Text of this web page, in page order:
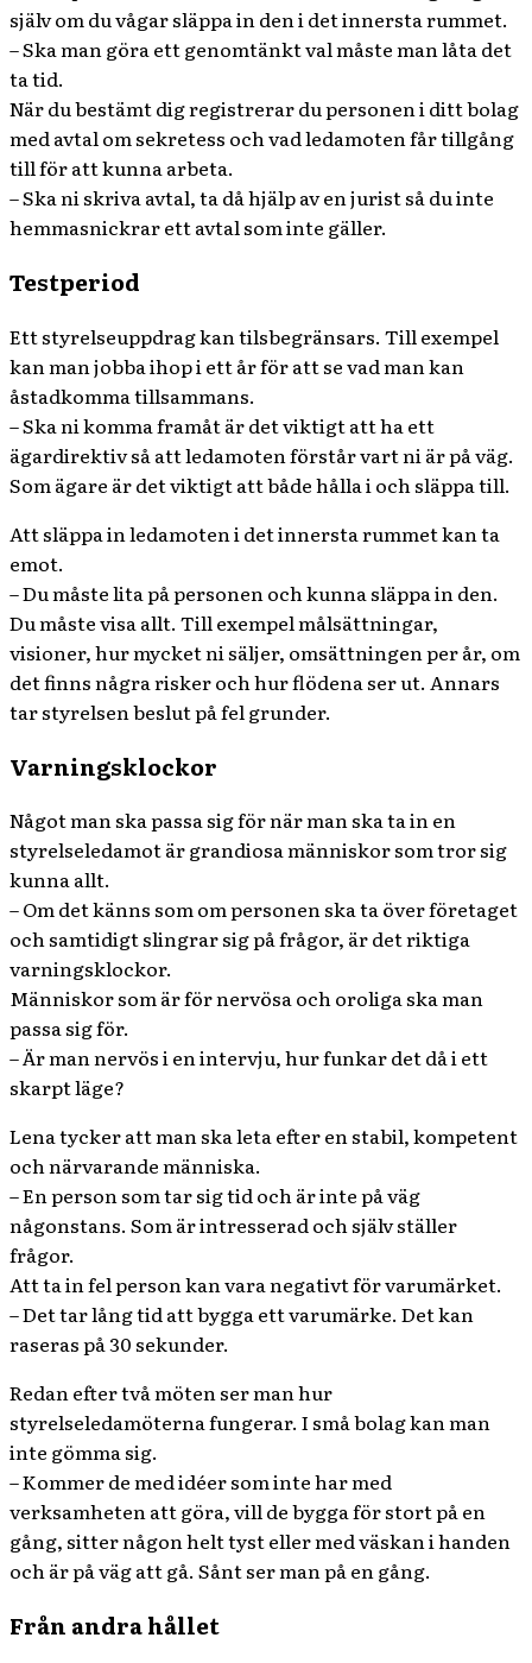
själv om du vågar släppa in den i det innersta rummet.
– Ska man göra ett genomtänkt val måste man låta det
ta tid.
När du bestämt dig registrerar du personen i ditt bolag
med avtal om sekretess och vad ledamoten får tillgång
till för att kunna arbeta.
– Ska ni skriva avtal, ta då hjälp av en jurist så du inte
hemmasnickrar ett avtal som inte gäller.
Testperiod
Ett styrelseuppdrag kan tilsbegränsars. Till exempel
kan man jobba ihop i ett år för att se vad man kan
åstadkomma tillsammans.
– Ska ni komma framåt är det viktigt att ha ett
ägardirektiv så att ledamoten förstår vart ni är på väg.
Som ägare är det viktigt att både hålla i och släppa till.
Att släppa in ledamoten i det innersta rummet kan ta
emot.
– Du måste lita på personen och kunna släppa in den.
Du måste visa allt. Till exempel målsättningar,
visioner, hur mycket ni säljer, omsättningen per år, om
det finns några risker och hur flödena ser ut. Annars
tar styrelsen beslut på fel grunder.
Varningsklockor
Något man ska passa sig för när man ska ta in en
styrelseledamot är grandiosa människor som tror sig
kunna allt.
– Om det känns som om personen ska ta över företaget
och samtidigt slingrar sig på frågor, är det riktiga
varningsklockor.
Människor som är för nervösa och oroliga ska man
passa sig för.
– Är man nervös i en intervju, hur funkar det då i ett
skarpt läge?
Lena tycker att man ska leta efter en stabil, kompetent
och närvarande människa.
– En person som tar sig tid och är inte på väg
någonstans. Som är intresserad och själv ställer
frågor.
Att ta in fel person kan vara negativt för varumärket.
– Det tar lång tid att bygga ett varumärke. Det kan
raseras på 30 sekunder.
Redan efter två möten ser man hur
styrelseledamöterna fungerar. I små bolag kan man
inte gömma sig.
– Kommer de med idéer som inte har med
verksamheten att göra, vill de bygga för stort på en
gång, sitter någon helt tyst eller med väskan i handen
och är på väg att gå. Sånt ser man på en gång.
Från andra hållet